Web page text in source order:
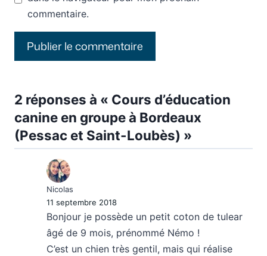
commentaire.
2 réponses à « Cours d’éducation
canine en groupe à Bordeaux
(Pessac et Saint-Loubès) »
Nicolas
11 septembre 2018
Bonjour je possède un petit coton de tulear
âgé de 9 mois, prénommé Némo !
C’est un chien très gentil, mais qui réalise